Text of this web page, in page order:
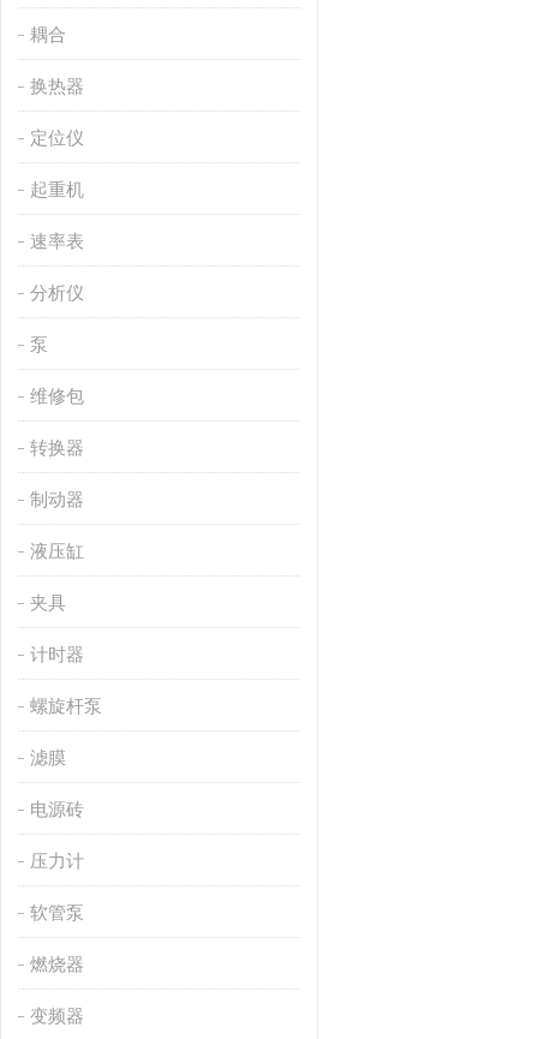
耦合
换热器
定位仪
起重机
速率表
分析仪
泵
维修包
转换器
制动器
液压缸
夹具
计时器
螺旋杆泵
滤膜
电源砖
压力计
软管泵
燃烧器
变频器